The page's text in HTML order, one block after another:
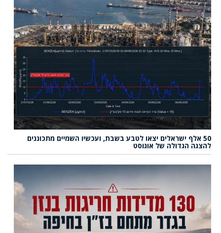
50 אלף ישראלים יצאו לטבע בשבת, ועכשיו השמיים מתכוננים
להצגה הגדולה של אוגוסט